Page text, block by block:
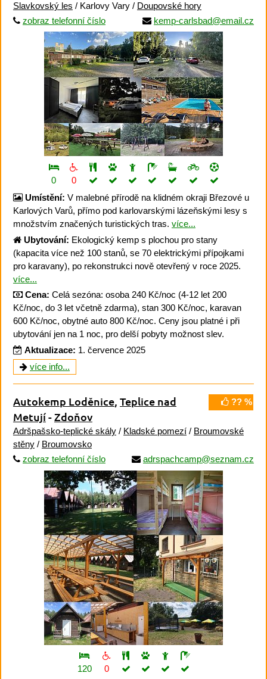
Slavkovský les / Karlovy Vary / Doupovské hory
zobraz telefonní číslo
kemp-carlsbad@email.cz
0
0
Umístění: V malebné přírodě na klidném okraji Březové u
Karlových Varů, přímo pod karlovarskými lázeňskými lesy s
množstvím značených turistických tras. více...
Ubytování: Ekologický kemp s plochou pro stany
(kapacita více než 100 stanů, se 70 elektrickými přípojkami
pro karavany), po rekonstrukci nově otevřený v roce 2025.
více...
Cena: Celá sezóna: osoba 240 Kč/noc (4-12 let 200
Kč/noc, do 3 let včetně zdarma), stan 300 Kč/noc, karavan
600 Kč/noc, obytné auto 800 Kč/noc. Ceny jsou platné i při
ubytování jen na 1 noc, pro delší pobyty možnost slev.
Aktualizace: 1. července 2025
více info...
?? %
Autokemp Loděnice, Teplice nad
Metují-Zdoňov
Adršpašsko-teplické skály / Kladské pomezí / Broumovské
stěny / Broumovsko
zobraz telefonní číslo
adrspachcamp@seznam.cz
120
0